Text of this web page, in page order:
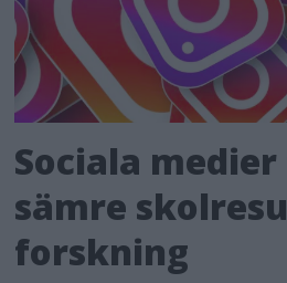
Sociala
sämre
forskning